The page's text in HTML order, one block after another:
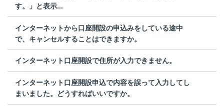
す。」と表示...
インターネットから口座開設の申込みをしている途中
で、キャンセルすることはできますか。
インターネット口座開設で住所が入力できません。
インターネット口座開設申込で内容を誤って入力してし
まいました。どうすればいいですか。